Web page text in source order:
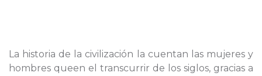
La historia de la civilización la cuentan las mujeres y
hombres queen el transcurrir de los siglos, gracias a